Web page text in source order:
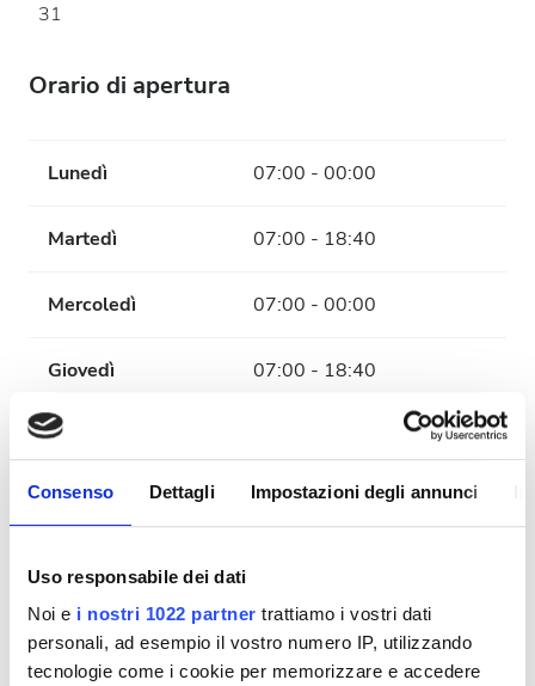
Consenso Dettagli Impostazioni degli annunci
Uso responsabile dei dati
Noi e i nostri 1022 partner trattiamo i vostri dati
personali, ad esempio il vostro numero IP, utilizzando
tecnologie come i cookie per memorizzare e accedere
31
Orario di apertura
Lunedì 07:00 - 00:00
Martedì 07:00 - 18:40
Mercoledì 07:00 - 00:00
Giovedì 07:00 - 18:40
Venerdì
Sabato 07:00 - 18:40
Domenica
Personale